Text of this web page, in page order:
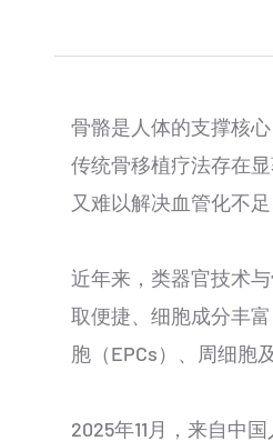
骨骼是人体的支撑核
传统骨移植疗法存在
又难以解决血管化不
近年来，类器官技术
取便捷、细胞成分丰
胞（EPCs）、周细胞
2025年11月，来自中